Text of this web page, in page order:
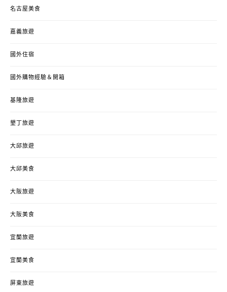
名古屋美食
嘉義旅遊
國外住宿
國外購物經驗＆開箱
基隆旅遊
墾丁旅遊
大邱旅遊
大邱美食
大阪旅遊
大阪美食
宜蘭旅遊
宜蘭美食
屏東旅遊